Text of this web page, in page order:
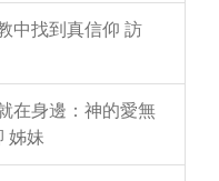
中找到真信仰 訪
在身邊：神的愛無
姊妹